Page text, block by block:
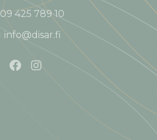
09 425 789 10
info@disar.fi